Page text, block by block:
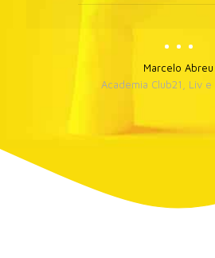
Marcelo Abreu
Academia Club21, Liv e